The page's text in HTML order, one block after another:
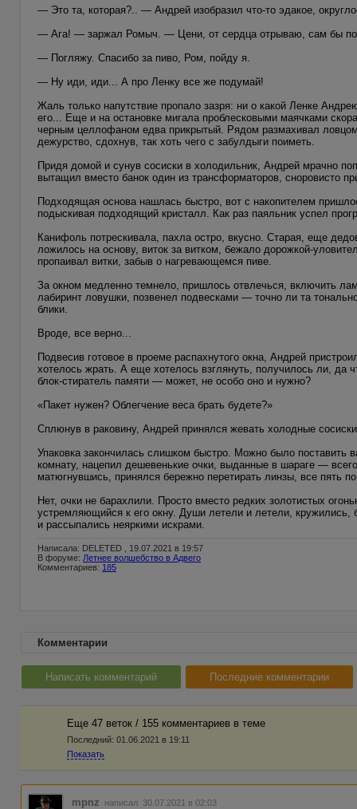
— Это та, которая?.. — Андрей изобразил что-то эдакое,
— Ага! — заржал Ромыч. — Цени, от сердца отрываю, сам бы
— Погляжу. Спасибо за пиво, Ром, пойду я.
— Ну иди, иди... А про Ленку все же подумай!
Жаль только напутствие пропало зазря: ни о какой Ленке
его... Еще и на остановке мигала проблесковыми маячками
черным целлофаном едва прикрытый. Рядом размахивал
дежурство, сдохнув, так хоть чего с забулдыги поиметь.
Придя домой и сунув сосиски в холодильник, Андрей мрачно
вытащил вместо банок один из трансформаторов, сноровисто
Подходящая основа нашлась быстро, вот с накопителем
подыскивая подходящий кристалл. Как раз паяльник успел
Канифоль потрескивала, пахла остро, вкусно. Старая, еще
ложилось на основу, виток за витком, бежало дорожкой-
пропаивал витки, забыв о нагревающемся пиве.
За окном медленно темнело, пришлось отвлечься, включить
лабиринт ловушки, позвенел подвесками — точно ли та
блики.
Вроде, все верно...
Подвесив готовое в проеме распахнутого окна, Андрей
хотелось жрать. А еще хотелось взглянуть, получилось ли, да
блок-стиратель памяти — может, не особо оно и нужно?
«Пакет нужен? Облегчение веса брать будете?»
Сплюнув в раковину, Андрей принялся жевать холодные
Упаковка закончилась слишком быстро. Можно было поставить
комнату, нацепил дешевенькие очки, выданные в шараге —
матюгнувшись, принялся бережно перетирать линзы, все пять
Нет, очки не барахлили. Просто вместо редких золотистых
устремляющийся к его окну. Души летели и летели,
и рассыпались неяркими искрами.
Написала: DELETED , 19.07.2021 в 19:57
В форуме: Летнее волшебство в Адвего
Комментариев: 185
Комментарии
Написать комментарий Последние комментарии
Еще 47 веток / 155 комментариев в темe
Последний: 01.06.2021 в 19:11
Показать
mpnz написал 30.07.2021 в 02:03